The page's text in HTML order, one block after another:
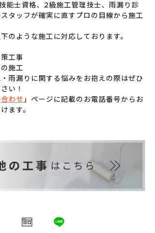
能士資格、2級施工管理技士、雨漏り診
タッフが確実に直すプロの目線から施工
のような施工に対応しております。
工事
施工
雨漏りに関する悩みをお抱えの際はぜひ
い！
わせ 」ページに記載のお電話番号からお
ます。